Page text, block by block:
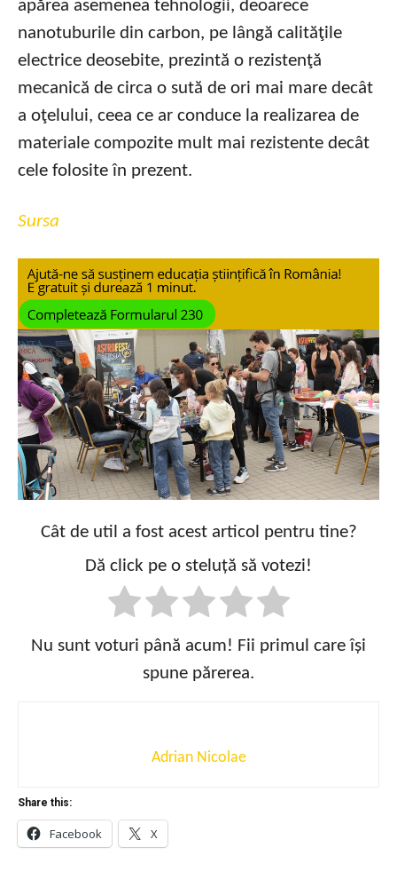
apărea asemenea tehnologii, deoarece
nanotuburile din carbon, pe lângă calităţile
electrice deosebite, prezintă o rezistenţă
mecanică de circa o sută de ori mai mare decât
a oţelului, ceea ce ar conduce la realizarea de
materiale compozite mult mai rezistente decât
cele folosite în prezent.
Sursa
Cât de util a fost acest articol pentru tine?
Dă click pe o steluță să votezi!
Nu sunt voturi până acum! Fii primul care își
spune părerea.
Adrian Nicolae
Share this:
Facebook X